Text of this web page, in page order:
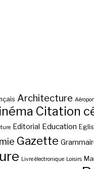
Architecture
Citation
Editorial Education
Gazette
Livre électronique Loisirs